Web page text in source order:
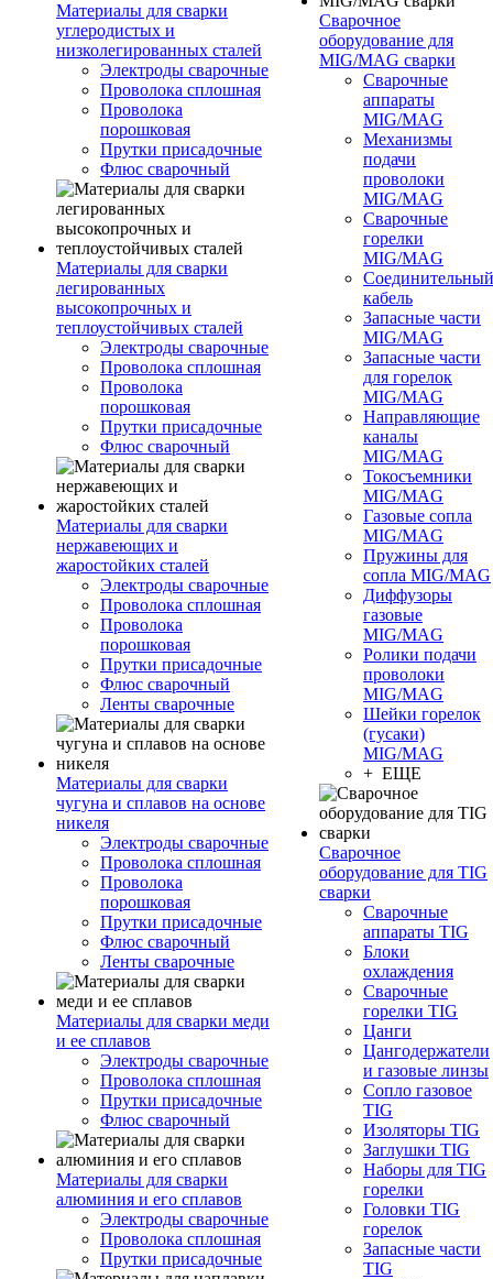
Материалы для сварки
углеродистых и
низколегированных сталей
Электроды сварочные
Проволока сплошная
Проволока
порошковая
Прутки присадочные
Флюс сварочный
Материалы для сварки
легированных
высокопрочных и
теплоустойчивых сталей
Электроды сварочные
Проволока сплошная
Проволока
порошковая
Прутки присадочные
Флюс сварочный
Материалы для сварки
нержавеющих и
жаростойких сталей
Электроды сварочные
Проволока сплошная
Проволока
порошковая
Прутки присадочные
Флюс сварочный
Ленты сварочные
Материалы для сварки
чугуна и сплавов на основе
никеля
Электроды сварочные
Проволока сплошная
Проволока
порошковая
Прутки присадочные
Флюс сварочный
Ленты сварочные
Материалы для сварки меди
и ее сплавов
Электроды сварочные
Проволока сплошная
Прутки присадочные
Флюс сварочный
Материалы для сварки
алюминия и его сплавов
Электроды сварочные
Проволока сплошная
Прутки присадочные
Сварочное
оборудование для
MIG/MAG сварки
Сварочные
аппараты
MIG/MAG
Механизмы
подачи
проволоки
MIG/MAG
Сварочные
горелки
MIG/MAG
Соединительный
кабель
Запасные части
MIG/MAG
Запасные части
для горелок
MIG/MAG
Направляющие
каналы
MIG/MAG
Токосъемники
MIG/MAG
Газовые сопла
MIG/MAG
Пружины для
сопла MIG/MAG
Диффузоры
газовые
MIG/MAG
Ролики подачи
проволоки
MIG/MAG
Шейки горелок
(гусаки)
MIG/MAG
+ ЕЩЕ
Сварочное
оборудование для TIG
сварки
Сварочные
аппараты TIG
Блоки
охлаждения
Сварочные
горелки TIG
Цанги
Цангодержатели
и газовые линзы
Сопло газовое
TIG
Изоляторы TIG
Заглушки TIG
Наборы для TIG
горелки
Головки TIG
горелок
Запасные части
TIG